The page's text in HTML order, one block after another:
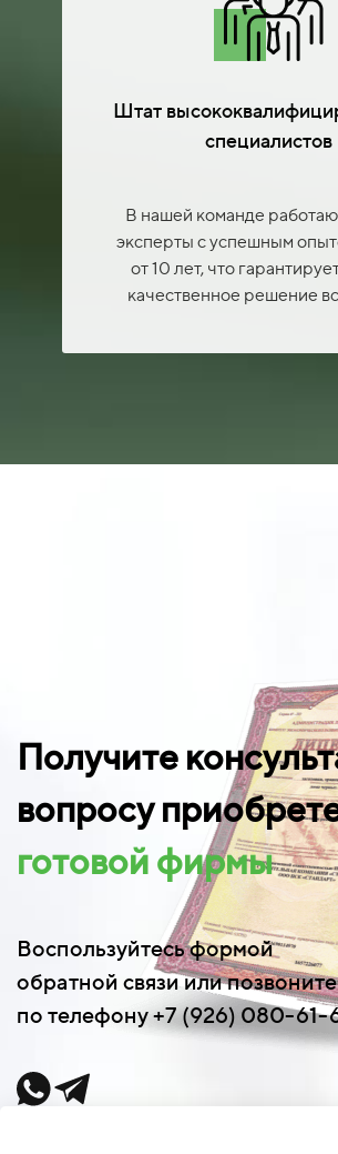
Штат
специалистов
В нашей команде
эксперты с успешным
от 10 лет, что
качественное решение
Получите
вопросу
готовой фирмы
Воспользуйтесь формой
обратной связи или позвоните
по телефону +7 (926) 080-61-